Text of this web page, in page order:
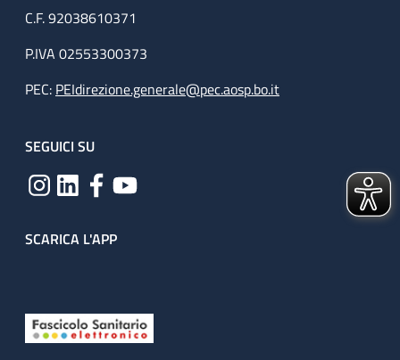
C.F. 92038610371
P.IVA 02553300373
PEC: PEIdirezione.generale@pec.aosp.bo.it
SEGUICI SU
SCARICA L'APP